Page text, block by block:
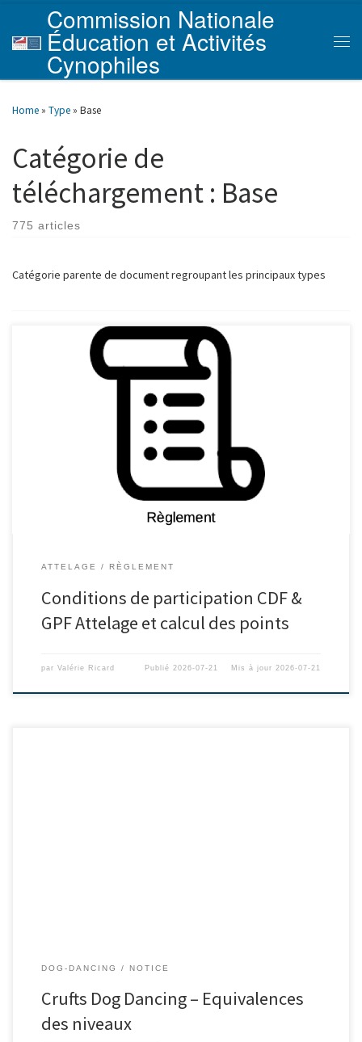
Skip to content
Commission Nationale
Éducation et Activités
Cynophiles
Home » Type » Base
Catégorie de
téléchargement : Base
775 articles
Catégorie parente de document regroupant les principaux types
ATTELAGE RÈGLEMENT
Conditions de participation CDF &
GPF Attelage et calcul des points
par Valérie Ricard Publié2026-07-21 Mis à jour2026-07-21
DOG-DANCING NOTICE
Crufts Dog Dancing – Equivalences
des niveaux